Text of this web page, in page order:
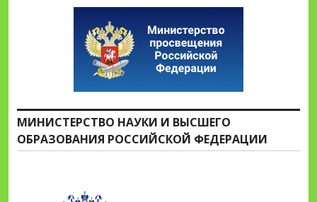
МИНИСТЕРСТВО НАУКИ И ВЫСШЕГО
ОБРАЗОВАНИЯ РОССИЙСКОЙ ФЕДЕРАЦИИ